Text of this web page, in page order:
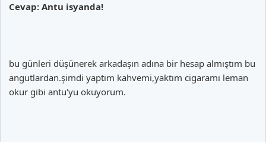
Cevap: Antu isyanda!
bu günleri düşünerek arkadaşın adına bir hesap almıştım bu
angutlardan.şimdi yaptım kahvemi,yaktım cigaramı leman
okur gibi antu'yu okuyorum.